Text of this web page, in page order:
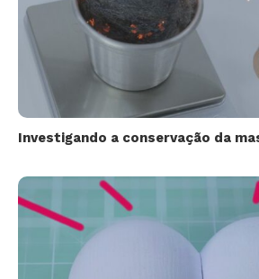
Investigando a conservação da